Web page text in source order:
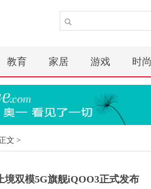
教育 家居 游戏 时尚
文 >
境双模5G旗舰iQOO3正式发布